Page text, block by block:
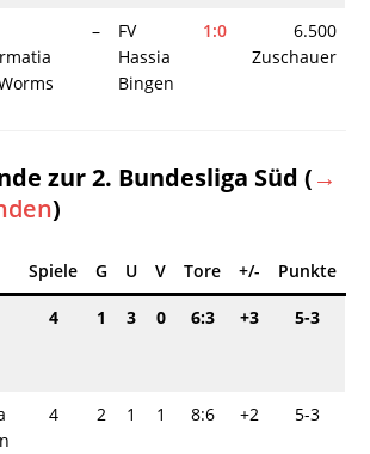
–
FV
Hassia
Bingen
1:0
6.500
Zuschauer
zur 2. Bundesliga Süd (→
)
Spiele G U V Tore +/- Punkte
4 1 3 0 6:3 +3 5-3
4 2 1 1 8:6 +2 5-3